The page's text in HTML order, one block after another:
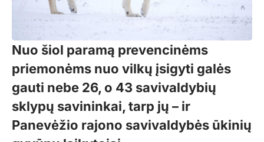
Nuo šiol paramą prevencinėms
priemonėms nuo vilkų įsigyti galės
gauti nebe 26, o 43 savivaldybių
sklypų savininkai, tarp jų – ir
Panevėžio rajono savivaldybės ūkinių